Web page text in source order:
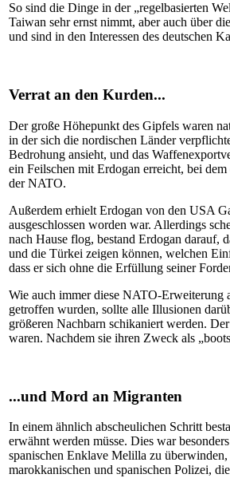
So sind die Dinge in der „regelbasierten
Taiwan sehr ernst nimmt, aber auch über
und sind in den Interessen des deutschen
Verrat an den Kurden...
Der große Höhepunkt des Gipfels waren
in der sich die nordischen Länder
Bedrohung ansieht, und das
ein Feilschen mit Erdogan erreicht, bei
der NATO.
Außerdem erhielt Erdogan von den USA
ausgeschlossen worden war. Allerdings
nach Hause flog, bestand Erdogan darauf,
und die Türkei zeigen können, welchen
dass er sich ohne die Erfüllung seiner
Wie auch immer diese NATO-Erweiterung
getroffen wurden, sollte alle Illusionen
größeren Nachbarn schikaniert werden.
waren. Nachdem sie ihren Zweck als
...und Mord an Migranten
In einem ähnlich abscheulichen Schritt
erwähnt werden müsse. Dies war
spanischen Enklave Melilla zu
marokkanischen und spanischen Polizei,